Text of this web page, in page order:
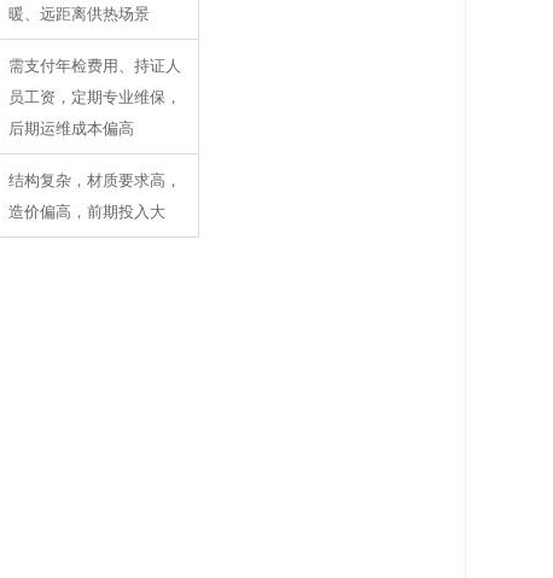
暖、远距离供热场景
需支付年检费用、持证人
员工资，定期专业维保，
后期运维成本偏高
结构复杂，材质要求高，
造价偏高，前期投入大